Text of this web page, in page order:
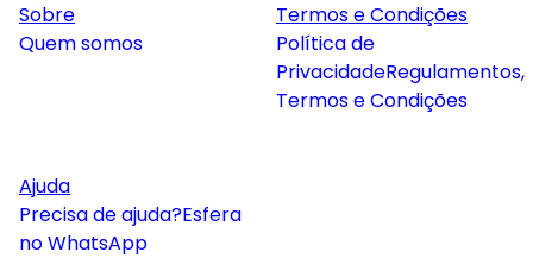
Sobre
Quem somos
Termos e Condições
Política de
PrivacidadeRegulamentos,
Termos e Condições
Ajuda
Precisa de ajuda?Esfera
no WhatsApp